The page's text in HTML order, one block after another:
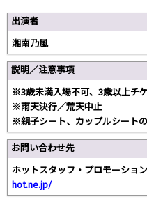
出演者
湘南乃風
説明／注意事項
※3歳未満入場不可、3歳以上チ
※雨天決行／荒天中止
※親子シート、カップルシート
お問い合わせ先
ホットスタッフ・プロモーショ
hot.ne.jp/